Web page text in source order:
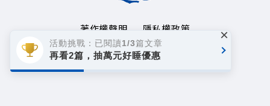
著作權聲明
隱私權政策
Copyright© 1999~2026
遠見天下文化事業群. All rights reserved.
活動挑戰：已閱讀1/3篇文章
再看2篇，抽萬元好睡優惠
×